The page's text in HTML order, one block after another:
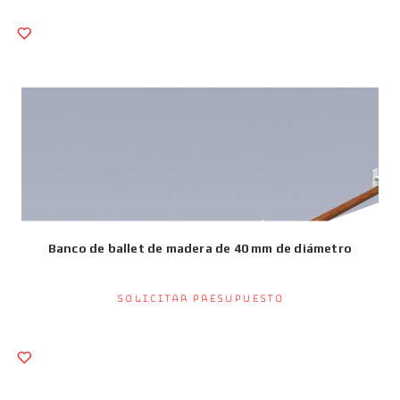
Banco de ballet de madera de 40 mm de diámetro
Solicitar presupuesto